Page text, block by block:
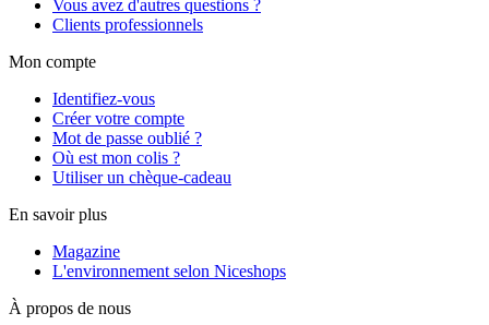
Vous avez d'autres questions ?
Clients professionnels
Mon compte
Identifiez-vous
Créer votre compte
Mot de passe oublié ?
Où est mon colis ?
Utiliser un chèque-cadeau
En savoir plus
Magazine
L'environnement selon Niceshops
À propos de nous